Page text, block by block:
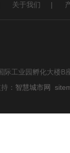
关于我们 |
际工业园孵化大楼B
： 智慧城市网